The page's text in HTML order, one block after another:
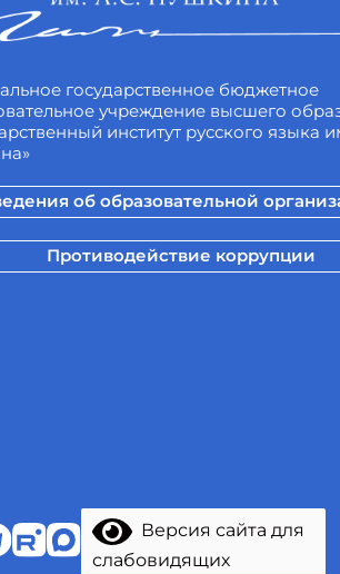
государственное бюджетное
учреждение высшего
институт русского языка
об образовательной
Противодействие коррупции
Версия сайта для
слабовидящих